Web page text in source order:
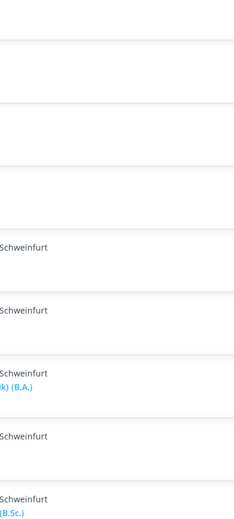
(B.A.)